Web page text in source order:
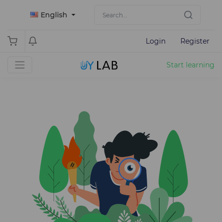
English
Login Register
Start learning